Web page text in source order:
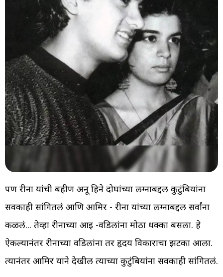
पण रीना यांची बहीण अनू हिने दोघांच्या लग्नाबद्दल कुटुंबियांना
सर्वकाही सांगितलं आणि आमिर - रीना यांच्या लग्नाबद्दल सर्वांना
कळलं... तेव्हा रीनाच्या आई -वडिलांना मोठा धक्का बसला. हे
ऐकल्यानंतर रीनाच्या वडिलांना तर हृदय विकाराचा झटका आला.
त्यानंतर आमिर याने देखील त्याच्या कुटुंबियांना सर्वकाही सांगितलं.